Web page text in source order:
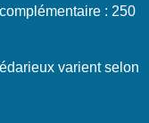
: 250
varient selon